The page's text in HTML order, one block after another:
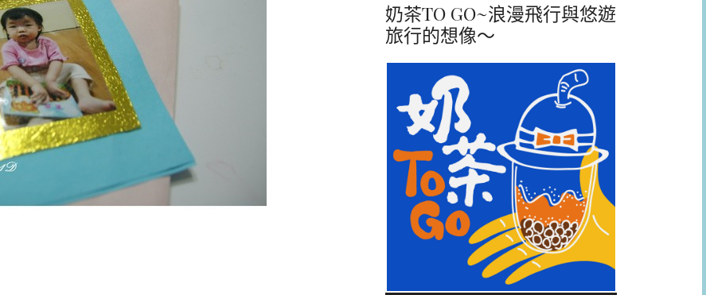
奶茶TO GO~浪漫飛行與悠遊
旅行的想像～